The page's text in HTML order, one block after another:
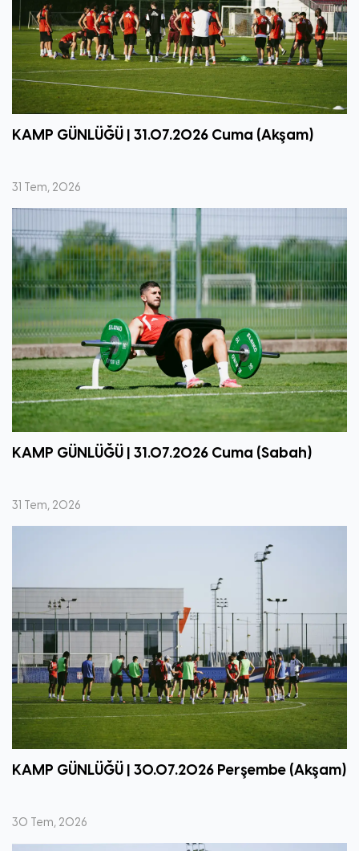
KAMP GÜNLÜĞÜ | 31.07.2026 Cuma (Akşam)
31 Tem, 2026
KAMP GÜNLÜĞÜ | 31.07.2026 Cuma (Sabah)
31 Tem, 2026
KAMP GÜNLÜĞÜ | 30.07.2026 Perşembe (Akşam)
30 Tem, 2026